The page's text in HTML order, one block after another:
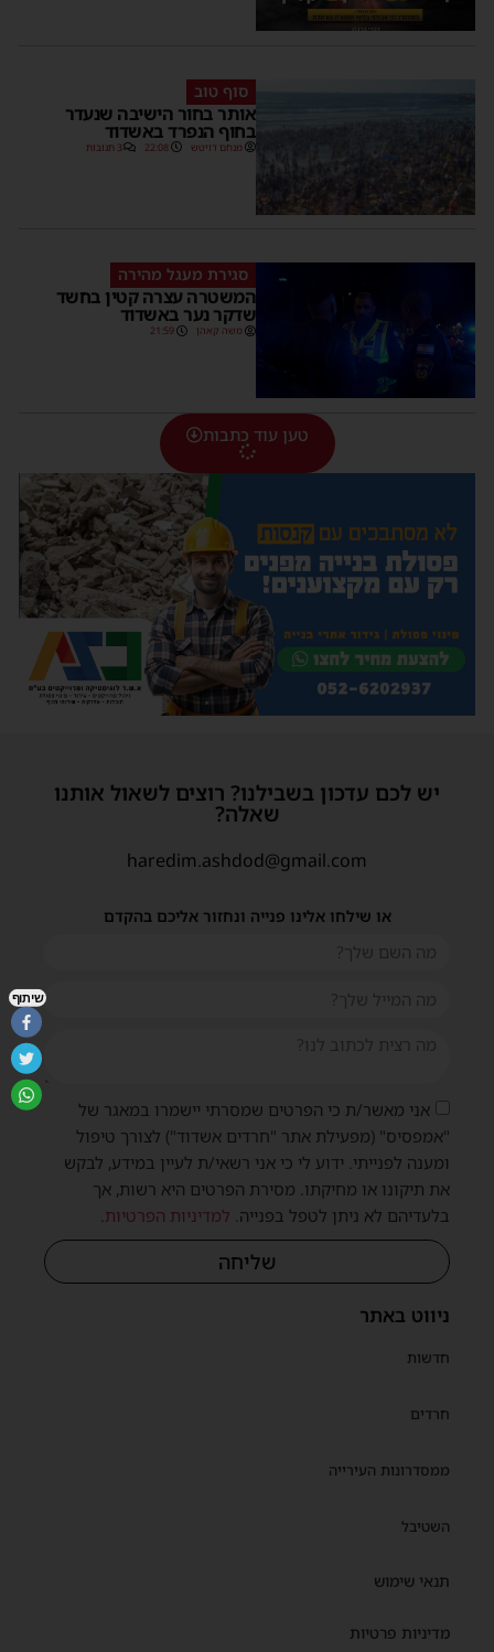
סוף טוב
אותר בחור הישיבה שנעדר
בחוף הנפרד באשדוד
מנחם דויטש 22:08 3 תגובות
סגירת מעגל מהירה
המשטרה עצרה קטין בחשד
שדקר נער באשדוד
משה קאהן 21:59
טען עוד כתבות
ניווט באתר
חדשות
חרדים
ממסדרונות העירייה
השטיבל
תנאי שימוש
מדיניות פרטיות
יש לכם עדכון בשבילנו? רוצים לשאול אותנו
שאלה?
haredim.ashdod@gmail.com
או שילחו אלינו פנייה ונחזור אליכם בהקדם
אני מאשר/ת כי הפרטים שמסרתי יישמרו במאגר של
"אמפסיס" (מפעילת אתר "חרדים אשדוד") לצורך טיפול
ומענה לפנייתי. ידוע לי כי אני רשאי/ת לעיין במידע, לבקש
את תיקונו או מחיקתו. מסירת הפרטים היא רשות, אך
בלעדיהם לא ניתן לטפל בפנייה. למדיניות הפרטיות
שליחה
שיתוף